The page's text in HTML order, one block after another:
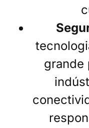
grande